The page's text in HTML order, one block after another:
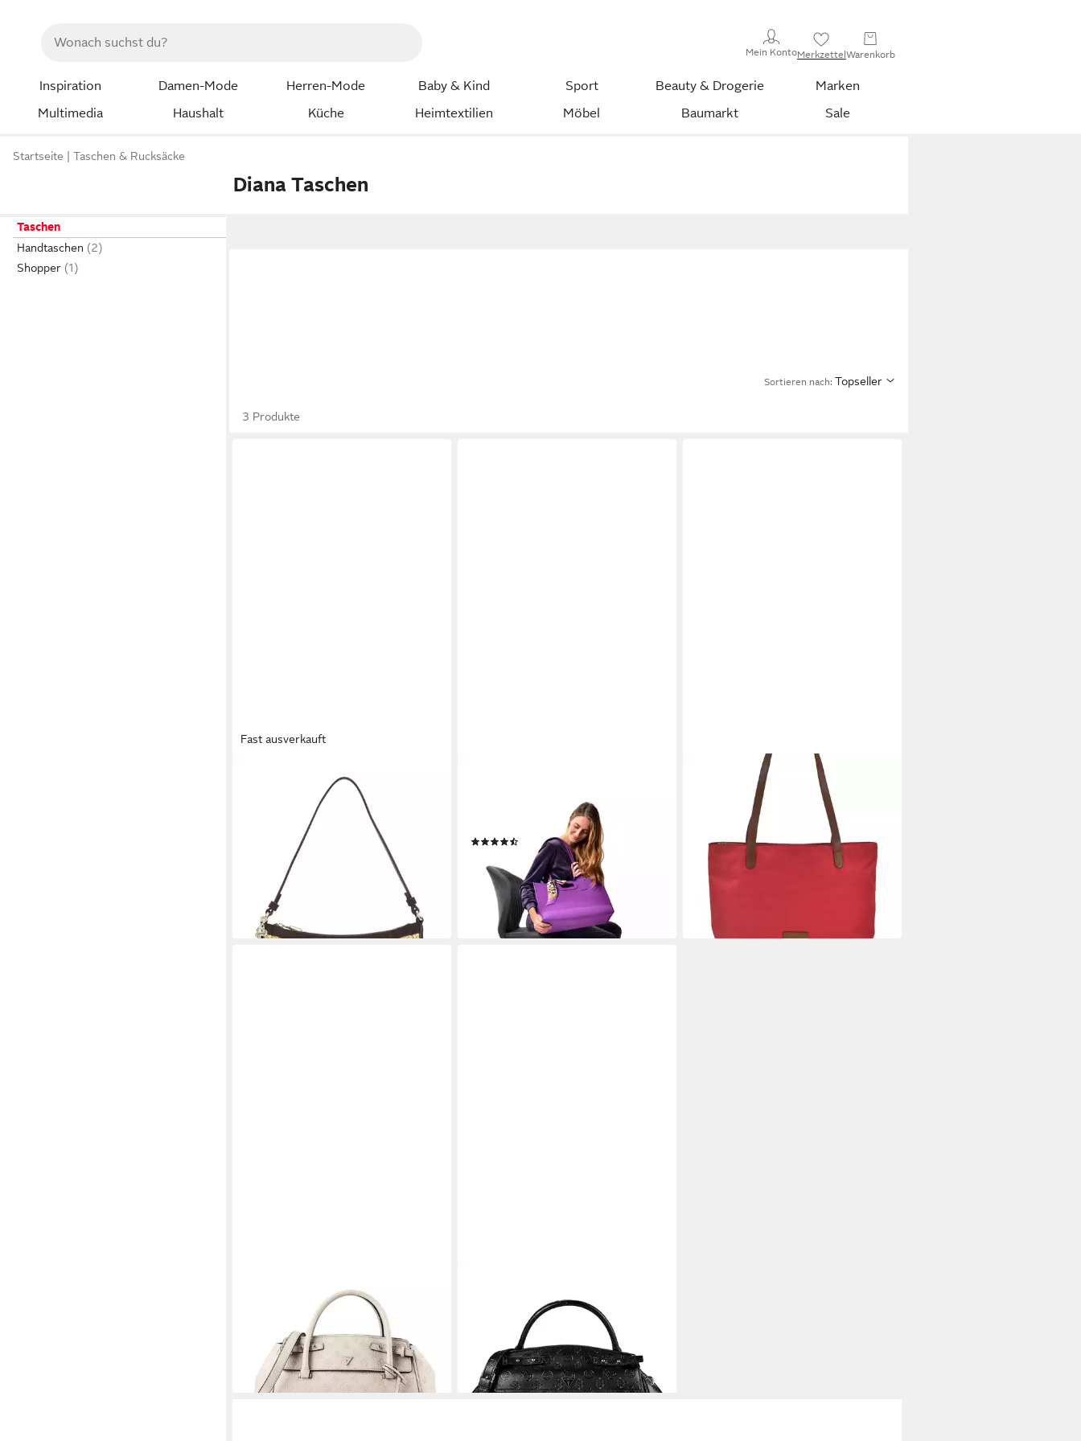
Mein KontoMerkzettelWarenkorb
Inspiration Damen-Mode Herren-Mode Baby & Kind Sport Beauty & Drogerie
Marken
Multimedia
Haushalt Küche Heimtextilien Möbel Baumarkt Sale
Startseite Taschen & Rucksäcke
Diana Taschen
Taschen
Handtaschen
Shopper
Sortieren nach: Topseller
3 Produkte
Fast ausverkauft
Schultertasche, Umhängetasche,
Damen Handtasche mit
verstellbarem Umhängeriemen
lieferbar - in 1-2 Werktagen bei dir
dekorativem Seidenschal Shopper
UVP39,99 €
-58%
lieferbar - in 4-5 Werktagen bei dir
GREENBURRY
Shopper "Diana" Nylon
Schultertasche 40x25cm, leicht,
kompakt, praktisch, lange Gurte, rot
ab 35,84 €
UVP54,95 €
lieferbar - in 2-3 Werktagen bei dir
Henkeltasche Diana, Polyurethan
lieferbar - in 2-3 Werktagen bei dir
UVP135,00 €
lieferbar - in 2-3 Werktagen bei dir